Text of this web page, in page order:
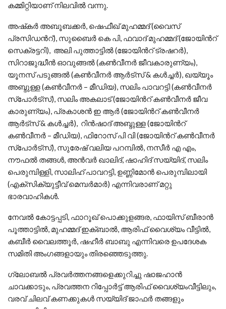
കമ്മിറ്റിയാണ് നിലവിൽ വന്നു.
അഷ്‌കർ അബൂബക്കർ, ഷെഫീഖ് മുഹമ്മദ് (വൈസ്
പ്രസിഡൻറ്), സുബൈർ കെ പി, ഫവാദ് മുഹമ്മദ് (ജോയിൻറ്
സെക്രട്ടറി), അലി പുത്താട്ടിൽ (ജോയിൻറ് ട്രഷറർ),
സിറാജുദ്ധീൻ ഓവുങ്ങൽ (കൺവീനർ ജീവകാരുണ്യം),
യൂനസ് പടുങ്ങൽ (കൺവീനർ ആർട്സ് & കൾച്ചർ), ഖയ്യൂം
അബ്ദുള്ള (കൺവീനർ – മീഡിയ), സലിം പാവറട്ടി (കൺവീനർ
സ്പോർട്സ്), സലിം അകലാട് (ജോയിൻറ് കൺവീനർ ജീവ
കാരുണ്യം), പ്രകാശൻ ഇ ആർ (ജോയിൻറ് കൺവീനർ
ആർട്സ് & കൾച്ചർ), റിൻഷാദ് അബ്ദുള്ള (ജോയിൻറ്
കൺവീനർ – മീഡിയ), ഫിറോസ് പി വി (ജോയിൻറ് കൺവീനർ
സ്പോർട്സ്), സുരേഷ് വലിയ പറമ്പിൽ, നസീർ എ എം,
നൗഫൽ തങ്ങൾ, അൻവർ ഖാലിദ്, ഷാഹിദ് സയ്യിദ്, സലിം
പെരുമ്പിള്ളി, സാലിഹ് പാവറട്ടി, ഉണ്ണിമോൻ പെരുമ്പിലായി
(എക്സിക്യുട്ടീവ് മെമ്പർമാർ) എന്നിവരാണ് മറ്റു
ഭാരവാഹികൾ.
നേവൽ കോട്ടപ്പടി, ഫാറൂഖ് പൊക്കുളങ്ങര, ഫായിസ് ബീരാൻ
പൂത്താട്ടിൽ, മുഹമ്മദ് ഇക്ബാൽ, ആരിഫ് വൈശ്യം വീട്ടിൽ,
കബീർ വൈലത്തൂർ, ഷഹീർ ബാബു എന്നിവരെ ഉപദേശക
സമിതി അംഗങ്ങളായും തിരഞ്ഞെടുത്തു.
ഗ്ലോബൽ പ്രവർത്തനങ്ങളെക്കുറിച്ചു ഷാജഹാൻ
ചാവക്കാടും, പ്രവത്തന റിപ്പോർട്ട് ആരിഫ് വൈശ്യംവീട്ടിലും,
വരവ് ചിലവ് കണക്കുകൾ സയ്യിദ് ജാഫർ തങ്ങളും